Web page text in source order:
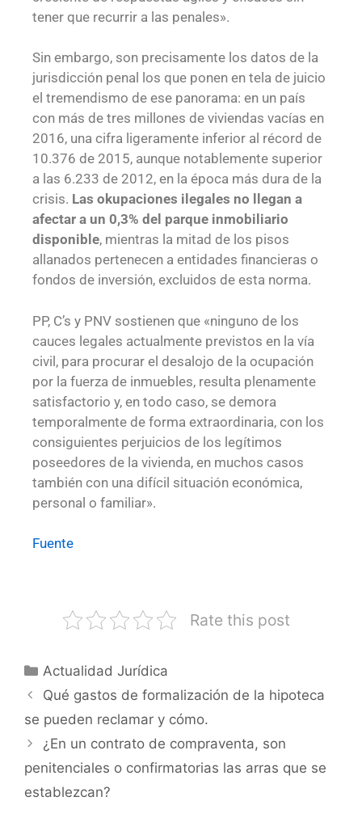
tener que recurrir a las penales».
Sin embargo, son precisamente los datos de la
jurisdicción penal los que ponen en tela de juicio
el tremendismo de ese panorama: en un país
con más de tres millones de viviendas vacías en
2016, una cifra ligeramente inferior al récord de
10.376 de 2015, aunque notablemente superior
a las 6.233 de 2012, en la época más dura de la
crisis. Las okupaciones ilegales no llegan a
afectar a un 0,3% del parque inmobiliario
disponible, mientras la mitad de los pisos
allanados pertenecen a entidades financieras o
fondos de inversión, excluidos de esta norma.
PP, C’s y PNV sostienen que «ninguno de los
cauces legales actualmente previstos en la vía
civil, para procurar el desalojo de la ocupación
por la fuerza de inmuebles, resulta plenamente
satisfactorio y, en todo caso, se demora
temporalmente de forma extraordinaria, con los
consiguientes perjuicios de los legítimos
poseedores de la vivienda, en muchos casos
también con una difícil situación económica,
personal o familiar».
Fuente
Rate this post
Actualidad Jurídica
Qué gastos de formalización de la hipoteca
se pueden reclamar y cómo.
¿En un contrato de compraventa, son
penitenciales o confirmatorias las arras que se
establezcan?